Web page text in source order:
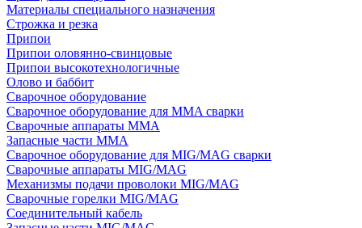
Материалы специального назначения
Строжка и резка
Припои
Припои оловянно-свинцовые
Припои высокотехнологичные
Олово и баббит
Сварочное оборудование
Сварочное оборудование для MMA сварки
Сварочные аппараты MMA
Запасные части MMA
Сварочное оборудование для MIG/MAG сварки
Сварочные аппараты MIG/MAG
Механизмы подачи проволоки MIG/MAG
Сварочные горелки MIG/MAG
Соединительный кабель